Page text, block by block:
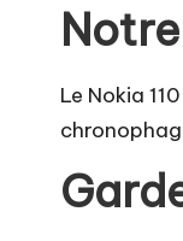
Le Nokia